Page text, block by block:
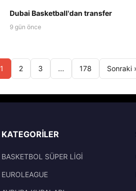
Dubai Basketball'dan transfer
9 gün önce
1 2 3 ... 178 Sonraki
KATEGORILER
BASKETBOL SÜPER LİGİ
EUROLEAGUE